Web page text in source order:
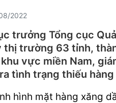
2022
trưởng Tổng cục
thị trường 63 tỉnh,
vực miền Nam,
tình trạng thiếu
hình mặt hàng xăng